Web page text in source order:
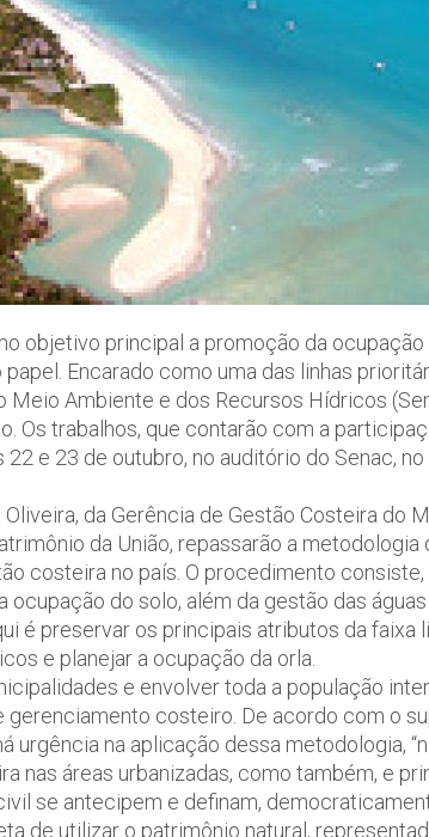
objetivo principal a promoção da ocupação
Encarado como uma das linhas
Meio Ambiente e dos Recursos Hídricos
Os trabalhos, que contarão com a
e 23 de outubro, no auditório do Senac,
da Gerência de Gestão Costeira do
da União, repassarão a metodologia
costeira no país. O procedimento
do solo, além da gestão das
é preservar os principais atributos da faixa
e planejar a ocupação da orla.
e envolver toda a população
costeiro. De acordo com o
urgência na aplicação dessa metodologia,
nas áreas urbanizadas, como também, e
se antecipem e definam,
de utilizar o patrimônio natural,